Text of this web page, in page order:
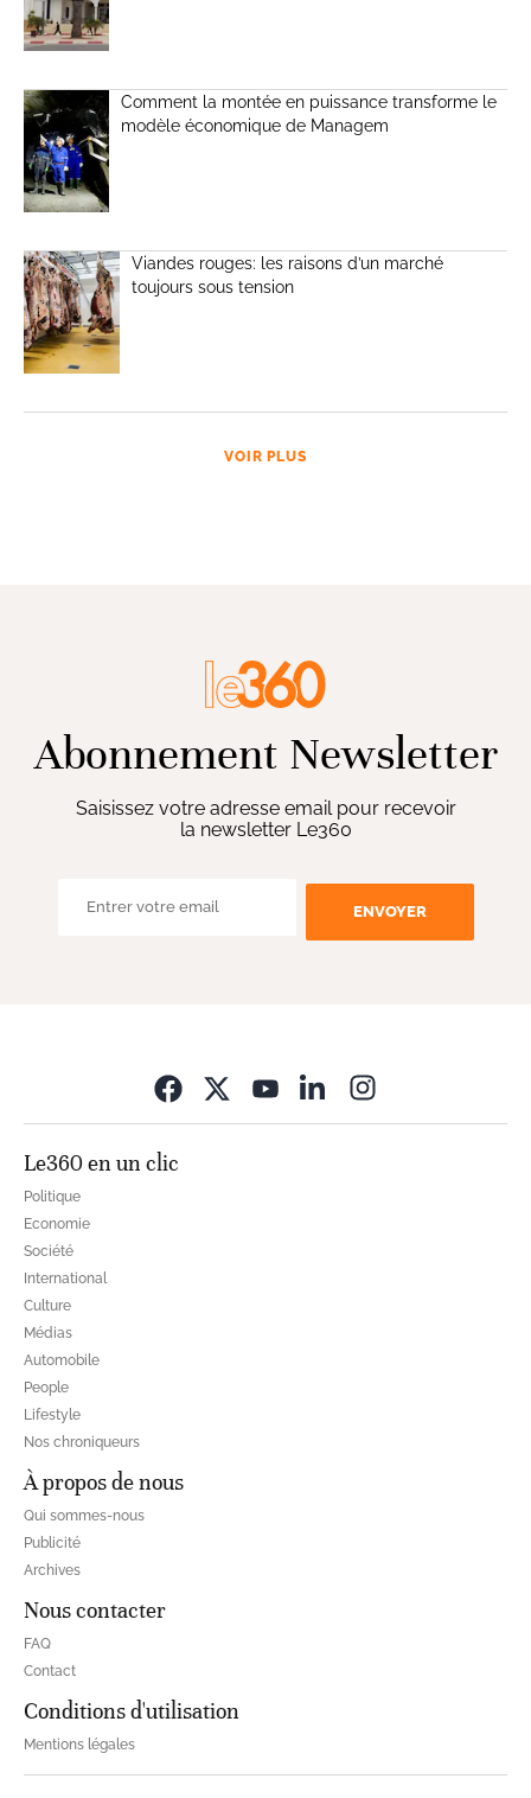
Comment la montée en puissance transforme le
modèle économique de Managem
Viandes rouges: les raisons d’un marché
toujours sous tension
VOIR PLUS
Abonnement Newsletter
Saisissez votre adresse email pour recevoir
la newsletter Le360
ENVOYER
Le360 en un clic
Politique
Economie
Société
International
Culture
Médias
Automobile
People
Lifestyle
Nos chroniqueurs
À propos de nous
Qui sommes-nous
Publicité
Archives
Nous contacter
FAQ
Contact
Conditions d'utilisation
Mentions légales